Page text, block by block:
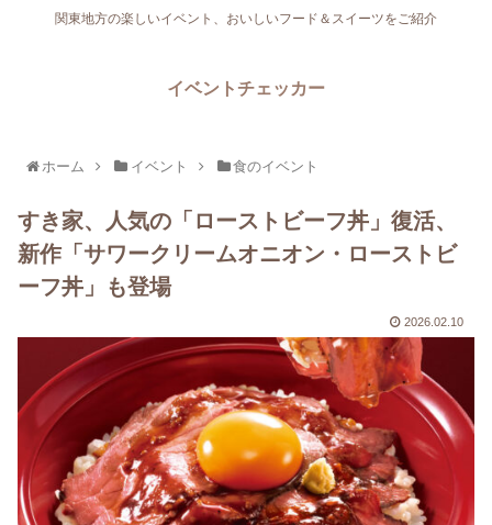
関東地方の楽しいイベント、おいしいフード＆スイーツをご紹介
イベントチェッカー
ホーム イベント 食のイベント
すき家、人気の「ローストビーフ丼」復活、
新作「サワークリームオニオン・ローストビ
ーフ丼」も登場
2026.02.10